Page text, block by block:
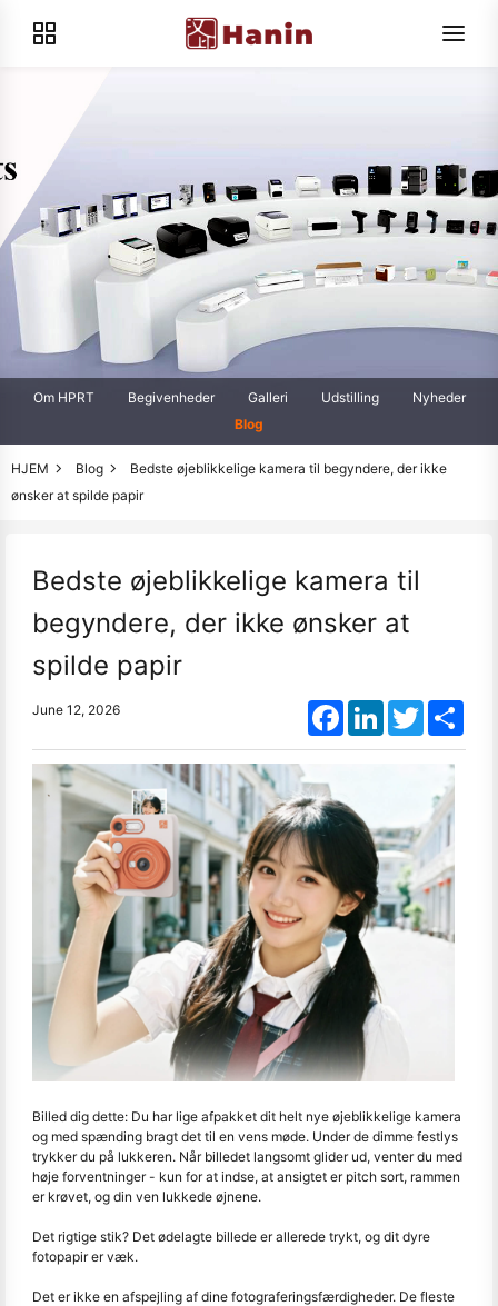
Om HPRT Begivenheder Galleri Udstilling
Nyheder
Blog
HJEM Blog
Bedste øjeblikkelige kamera til begyndere, der ikke
ønsker at spilde papir
Bedste øjeblikkelige kamera til
begyndere, der ikke ønsker at
spilde papir
June 12, 2026 FacebookLinkedInTwitter
Billed dig dette: Du har lige afpakket dit helt nye øjeblikkelige kamera
og med spænding bragt det til en vens møde. Under de dimme festlys
trykker du på lukkeren. Når billedet langsomt glider ud, venter du med
høje forventninger - kun for at indse, at ansigtet er pitch sort, rammen
er krøvet, og din ven lukkede øjnene.
Det rigtige stik? Det ødelagte billede er allerede trykt, og dit dyre
fotopapir er væk.
Det er ikke en afspejling af dine fotograferingsfærdigheder. De fleste